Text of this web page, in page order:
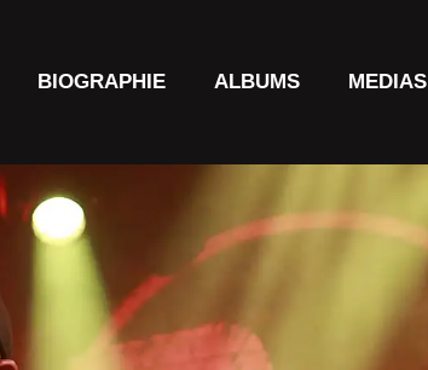
BIOGRAPHIE ALBUMS MEDIAS